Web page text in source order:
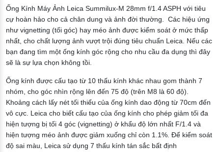
Ống Kính Máy Ảnh Leica Summilux-M 28mm f/1.4 ASPH với tiêu
cự hoàn hảo cho cả chân dung và ảnh đời thường. Các hiệu ứng
như vignetting (tối góc) hay méo ảnh được kiểm soát ở mức thấp
nhất, cho chất lượng ảnh vượt trội đúng tiêu chuẩn Leica. Nếu các
bạn đang tìm một ống kính góc rộng cho nhu cầu đa dụng thì đây
sẽ là sự lựa chọn không tồi.
Ống kính được cấu tạo từ 10 thấu kính khác nhau gom thành 7
nhóm, cho góc nhìn rộng lên đến 75 độ (trên M8 là 60 độ).
Khoảng cách lấy nét tối thiểu của ống kính dao động từ 70cm đến
vô cực. Leica cho biết cấu tạo của ống kính cho phép giảm tối đa
hiện tượng bị tối 4 góc (vignetting) ở khẩu độ lớn nhất F/1.4 và
hiện tượng méo ảnh được giảm xuống chỉ còn 1.1%. Để kiểm soát
độ sai màu, Leica sử dụng 7 thấu kính tán sắc bất định